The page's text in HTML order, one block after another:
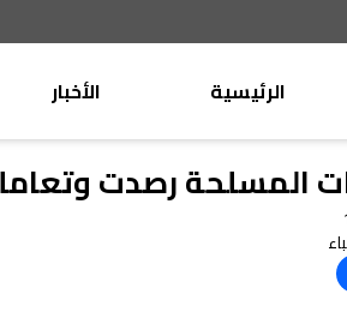
الرئيسية
الأخبار
عربي دولي
رصدت وتعاملت مع 17